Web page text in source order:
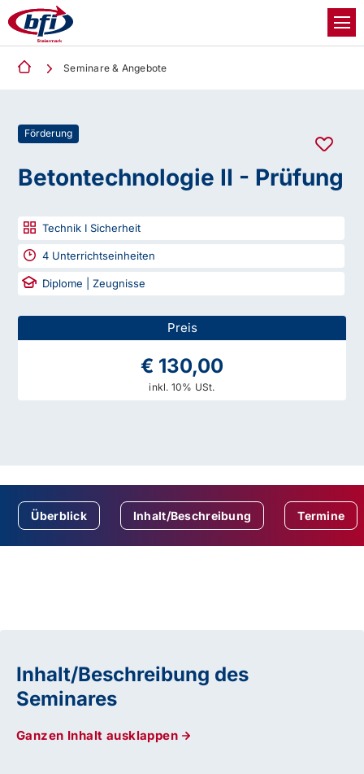
Seminare & Angebote
Förderung
Betontechnologie II - Prüfung
Technik I Sicherheit
4 Unterrichtseinheiten
Diplome | Zeugnisse
Preis
€ 130,00
inkl. 10% USt.
Überblick Inhalt/Beschreibung Termine
Inhalt/Beschreibung des
Seminares
Ganzen Inhalt ausklappen